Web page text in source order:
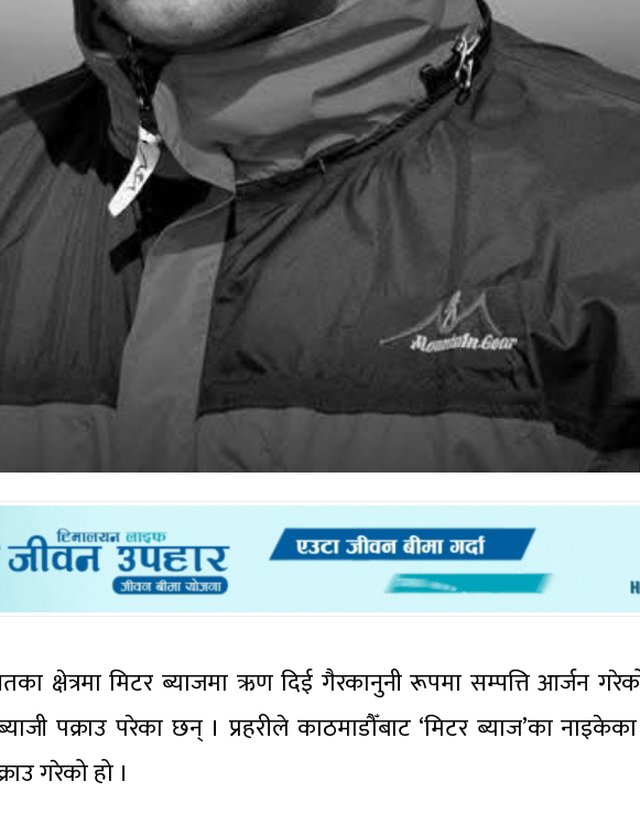
क्षेत्रमा मिटर ब्याजमा ऋण दिई गैरकानुनी रूपमा सम्पत्ति आर्जन
पक्राउ परेका छन् । प्रहरीले काठमाडौँबाट ‘मिटर ब्याज’का
गरेको हो ।